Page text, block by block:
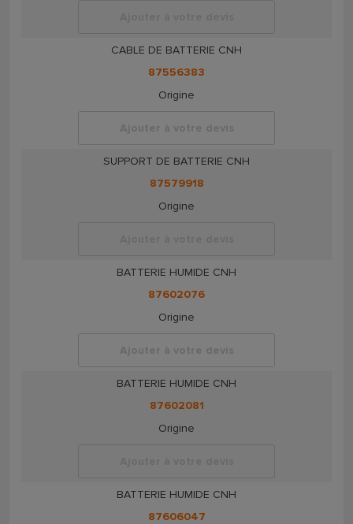
CABLE DE BATTERIE CNH
87556383
Origine
Ajouter à votre devis
SUPPORT DE BATTERIE CNH
87579918
Origine
BATTERIE HUMIDE CNH
87602076
Origine
Ajouter à votre devis
BATTERIE HUMIDE CNH
87602081
Origine
BATTERIE HUMIDE CNH
87606047